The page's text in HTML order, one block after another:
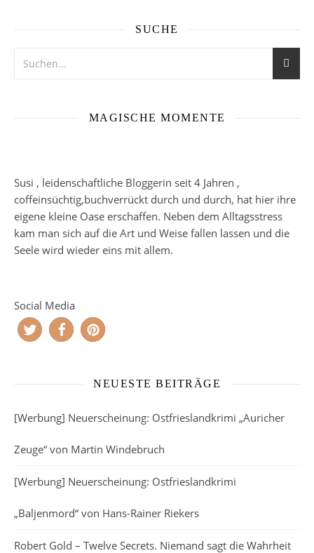
SUCHE
MAGISCHE MOMENTE
Susi , leidenschaftliche Bloggerin seit 4 Jahren ,
coffeinsüchtig,buchverrückt durch und durch, hat hier ihre
eigene kleine Oase erschaffen. Neben dem Alltagsstress
kam man sich auf die Art und Weise fallen lassen und die
Seele wird wieder eins mit allem.
Social Media
NEUESTE BEITRÄGE
[Werbung] Neuerscheinung: Ostfrieslandkrimi „Auricher
Zeuge“ von Martin Windebruch
[Werbung] Neuerscheinung: Ostfrieslandkrimi
„Baljenmord“ von Hans-Rainer Riekers
Robert Gold – Twelve Secrets. Niemand sagt die Wahrheit